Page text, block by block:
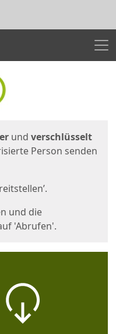
Menü
und verschlüsselt
Person senden
und die
'Abrufen'.